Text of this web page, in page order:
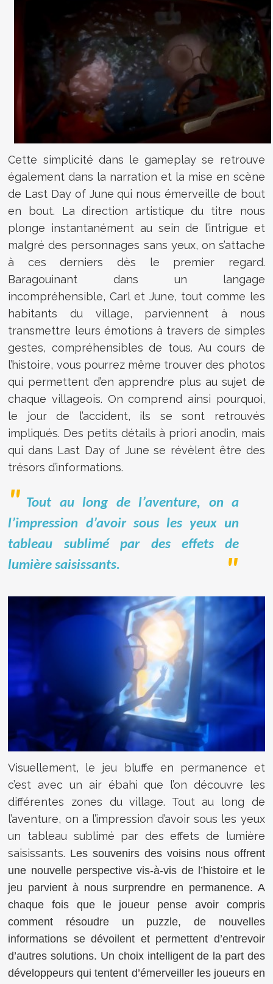
Cette simplicité dans le gameplay se retrouve
également dans la narration et la mise en scène
de Last Day of June qui nous émerveille de bout
en bout. La direction artistique du titre nous
plonge instantanément au sein de l’intrigue et
malgré des personnages sans yeux, on s’attache
à ces derniers dès le premier regard.
Baragouinant dans un langage
incompréhensible, Carl et June, tout comme les
habitants du village, parviennent à nous
transmettre leurs émotions à travers de simples
gestes, compréhensibles de tous. Au cours de
l’histoire, vous pourrez même trouver des photos
qui permettent d’en apprendre plus au sujet de
chaque villageois. On comprend ainsi pourquoi,
le jour de l’accident, ils se sont retrouvés
impliqués. Des petits détails à priori anodin, mais
qui dans Last Day of June se révèlent être des
trésors d’informations.
Tout au long de l’aventure, on a
l’impression d’avoir sous les yeux un
tableau sublimé par des effets de
lumière saisissants.
Visuellement, le jeu bluffe en permanence et
c’est avec un air ébahi que l’on découvre les
différentes zones du village. Tout au long de
l’aventure, on a l’impression d’avoir sous les yeux
un tableau sublimé par des effets de lumière
saisissants. Les souvenirs des voisins nous offrent
une nouvelle perspective vis-à-vis de l’histoire et le
jeu parvient à nous surprendre en permanence. A
chaque fois que le joueur pense avoir compris
comment résoudre un puzzle, de nouvelles
informations se dévoilent et permettent d’entrevoir
d’autres solutions. Un choix intelligent de la part des
développeurs qui tentent d’émerveiller les joueurs en